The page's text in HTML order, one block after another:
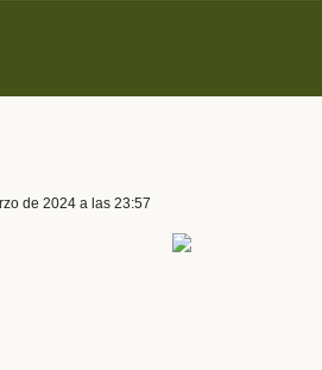
de 2024 a las 23:57